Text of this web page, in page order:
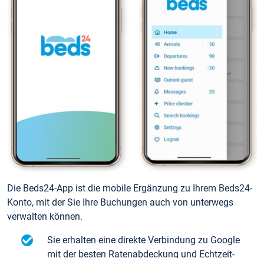
Die Beds24-App ist die mobile Ergänzung zu Ihrem Beds24-
Konto, mit der Sie Ihre Buchungen auch von unterwegs
verwalten können.
Sie erhalten eine direkte Verbindung zu Google
mit der besten Ratenabdeckung und Echtzeit-